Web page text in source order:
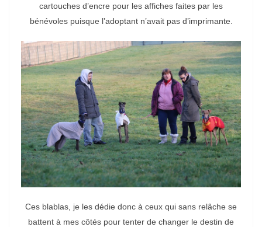
cartouches d’encre pour les affiches faites par les
bénévoles puisque l’adoptant n’avait pas d’imprimante.
Ces blablas, je les dédie donc à ceux qui sans relâche se
battent à mes côtés pour tenter de changer le destin de